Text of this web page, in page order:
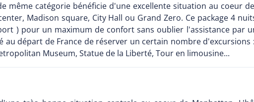
même catégorie bénéficie d'une excellente situation au coeur
Madison square, City Hall ou Grand Zero. Ce package 4
) pour un maximum de confort sans oublier l'assistance par
départ de France de réserver un certain nombre d'excursions
Museum, Statue de la Liberté, Tour en limousine...